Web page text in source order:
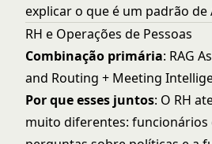
explicar o que é um padrão de
RH e Operações de Pessoas
Combinação primária: RAG
and Routing + Meeting
Por que esses juntos: O RH
muito diferentes: funcionários